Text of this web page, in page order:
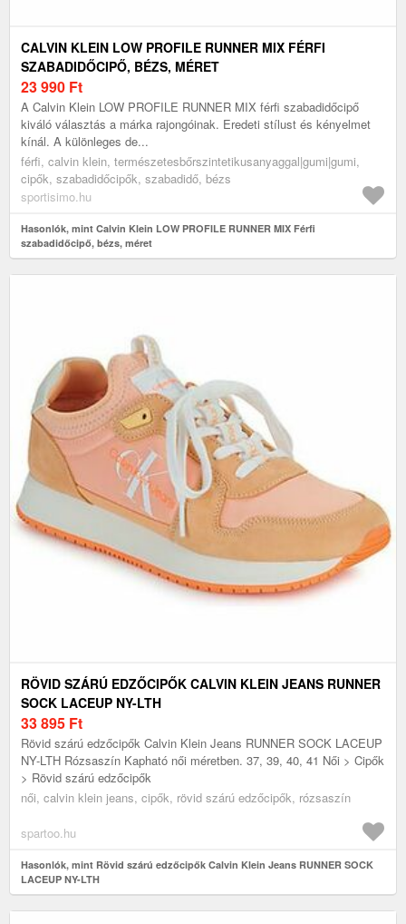
CALVIN KLEIN LOW PROFILE RUNNER MIX FÉRFI
SZABADIDŐCIPŐ, BÉZS, MÉRET
23 990 Ft
A Calvin Klein LOW PROFILE RUNNER MIX férfi szabadidőcipő
kiváló választás a márka rajongóinak. Eredeti stílust és kényelmet
kínál. A különleges de...
férfi, calvin klein, természetesbőrszintetikusanyaggal|gumi|gumi,
cipők, szabadidőcipők, szabadidő, bézs
sportisimo.hu
Hasonlók, mint Calvin Klein LOW PROFILE RUNNER MIX Férfi
szabadidőcipő, bézs, méret
RÖVID SZÁRÚ EDZŐCIPŐK CALVIN KLEIN JEANS RUNNER
SOCK LACEUP NY-LTH
33 895 Ft
Rövid szárú edzőcipők Calvin Klein Jeans RUNNER SOCK LACEUP
NY-LTH Rózsaszín Kapható női méretben. 37, 39, 40, 41 Női > Cipők
> Rövid szárú edzőcipők
női, calvin klein jeans, cipők, rövid szárú edzőcipők, rózsaszín
spartoo.hu
Hasonlók, mint Rövid szárú edzőcipők Calvin Klein Jeans RUNNER SOCK
LACEUP NY-LTH